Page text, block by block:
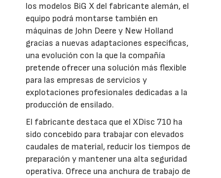
los modelos BiG X del fabricante alemán, el
equipo podrá montarse también en
máquinas de John Deere y New Holland
gracias a nuevas adaptaciones específicas,
una evolución con la que la compañía
pretende ofrecer una solución más flexible
para las empresas de servicios y
explotaciones profesionales dedicadas a la
producción de ensilado.
El fabricante destaca que el XDisc 710 ha
sido concebido para trabajar con elevados
caudales de material, reducir los tiempos de
preparación y mantener una alta seguridad
operativa. Ofrece una anchura de trabajo de